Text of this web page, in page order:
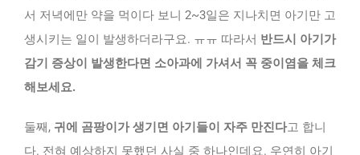
서 저녁에만 약을 먹이다 보니 2~3일은 지나치면 아기만 고
생시키는 일이 발생하더라구요. ㅠㅠ 따라서 반드시 아기가
감기 증상이 발생한다면 소아과에 가셔서 꼭 중이염을 체크
해보세요.
둘째, 귀에 곰팡이가 생기면 아기들이 자주 만진다고 합니
다. 전혀 예상하지 못했던 사실 중 하나인데요. 우연히 아기